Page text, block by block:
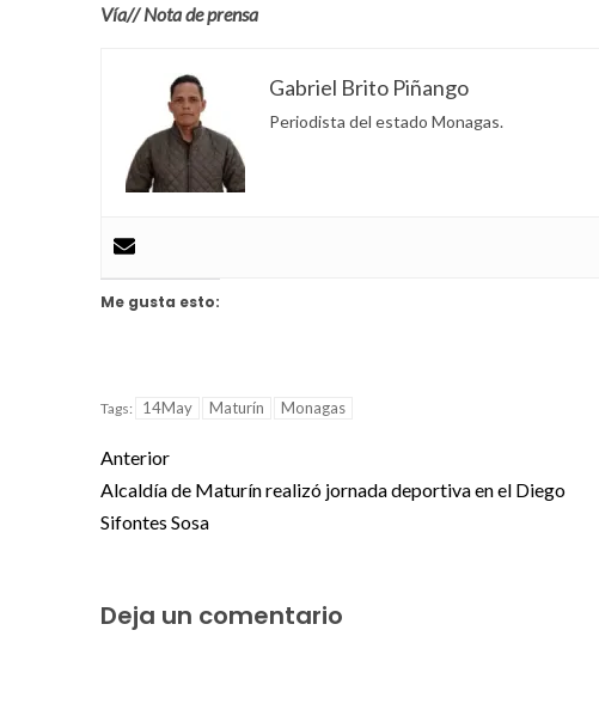
Vía// Nota de prensa
Gabriel Brito Piñango
Periodista del estado Monagas.
Me gusta esto:
Tags: 14May Maturín Monagas
Anterior
Alcaldía de Maturín realizó jornada deportiva en el Diego
Sifontes Sosa
Deja un comentario